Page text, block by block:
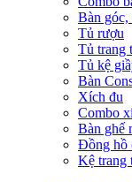
Bàn góc,
Tủ rượu
Tủ trang
Tủ kệ
Bàn
Xích đu
Combo
Bàn ghế
Đồng hồ
Kệ trang